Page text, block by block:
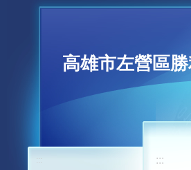
高雄市左營區
::: :::